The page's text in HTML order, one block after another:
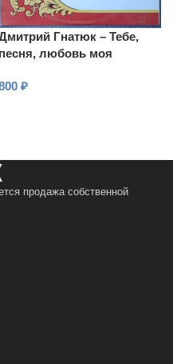
Гнатюк – Тебе,
песня, любовь моя
₽
продажа собственной